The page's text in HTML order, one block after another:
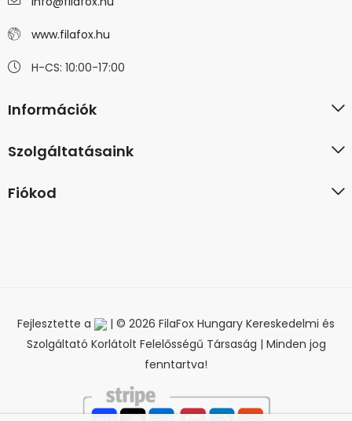
www.filafox.hu
H-CS: 10:00-17:00
Információk
Szolgáltatásaink
Fiókod
Fejlesztette a
| © 2026 FilaFox Hungary Kereskedelmi és
Szolgáltató Korlátolt Felelősségű Társaság | Minden jog
fenntartva!